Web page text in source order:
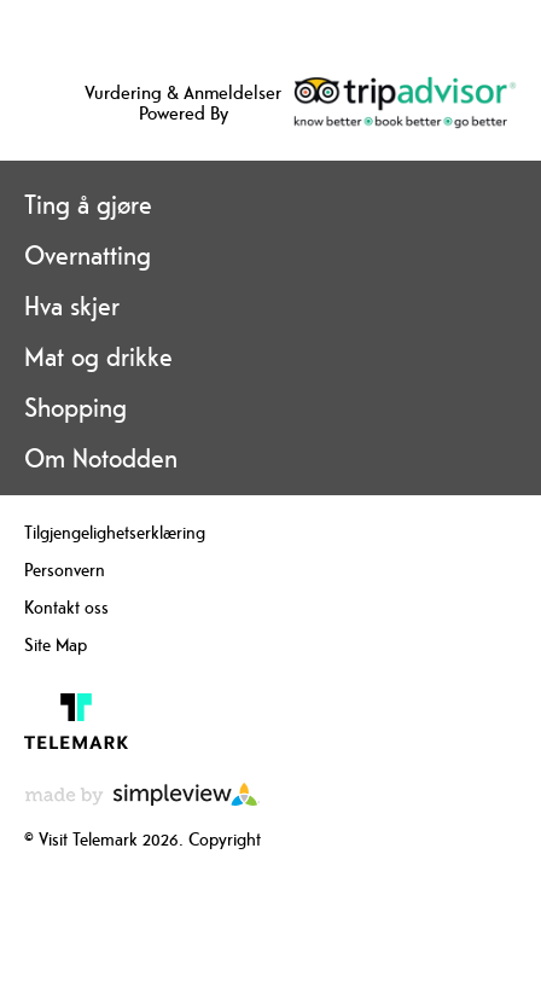
Vurdering & Anmeldelser
Powered By
Ting å gjøre
Overnatting
Hva skjer
Mat og drikke
Shopping
Om Notodden
Tilgjengelighetserklæring
Personvern
Kontakt oss
Site Map
© Visit Telemark 2026. Copyright